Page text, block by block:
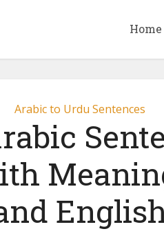
Home
Arabic to Urdu Sentences